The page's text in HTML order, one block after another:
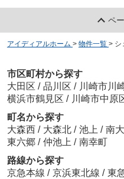
ペ
アイディアルホーム > 物件一覧 > シ
市区町村から探す
大田区 / 品川区 / 川崎市川
横浜市鶴見区 / 川崎市中原
町名から探す
大森西 / 大森北 / 池上 / 南
東六郷 / 仲池上 / 南幸町
路線から探す
京急本線 / 京浜東北線 / 東